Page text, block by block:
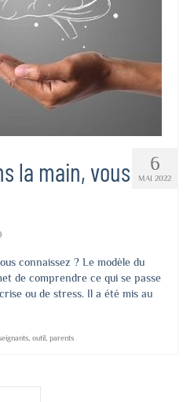
6
MAI 2022
la main, vous
connaissez ? Le modèle du
de comprendre ce qui se passe
ou de stress. Il a été mis au
outil parents